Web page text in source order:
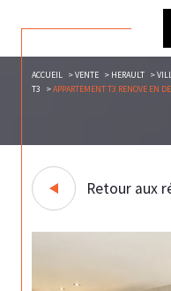
ACCUEIL VENTE HERAULT
T3
APPARTEMENT T3 RENOVE EN
Retour aux